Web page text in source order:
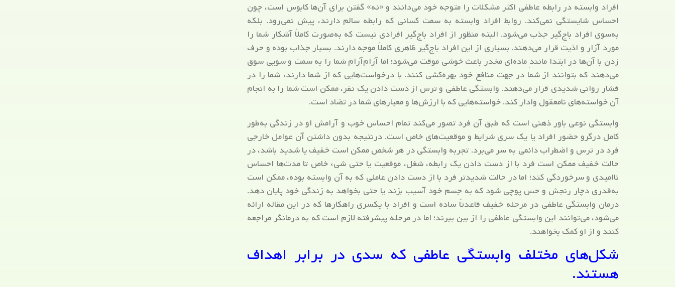
افراد وابسته در رابطه عاطفی اکثر مشکلات را متوجه خود می‌دانند و «نه» گفتن برای آن‌ها کابوس است، چون
احساس شایستگی نمی‌کند. روابط افراد وابسته به سمت کسانی که رابطه سالم دارند، پیش نمی‌رود. بلکه
به‌سوی افراد باج‌گیر جذب می‌شود. البته منظور از افراد باج‌گیر‌ افرادی نیست که به‌صورت کاملاً آشکار شما را
مورد آزار و اذیت قرار می‌دهند. بسیاری از این افراد باج‌گیر ظاهری کاملاً موجه دارند. بسیار جذاب بوده و حرف
زدن با آن‌ها در ابتدا مانندِ ماده‌ای مخدر باعث خوشی موقت می‌شود؛ اما آرام‌آرام شما را به سمت و سویی سوق
می‌دهند که بتوانند از شما در جهت منافع خود بهره‌کشی کنند. با درخواست‌هایی که از شما دارند، شما را در
فشار روانی شدیدی قرار می‌دهند. وابستگی عاطفی و ترس از دست دادن یک نفر، ممکن است شما را به انجام
آن خواسته‌های نامعقول وادار کند. خواسته‌هایی که با ارزش‌ها و معیارهای شما در تضاد است.
وابستگی نوعی باور ذهنی است که طبق آن فرد تصور می‌کند تمام احساس خوب و آرامش او در زندگی به‌طور
کامل درگرو حضور افراد یا یک سری شرایط و موقعیت‌های خاص است. درنتیجه بدون داشتن آن عوامل خارجی
فرد در ترس و اضطراب دائمی به سر می‌برد. تجربه وابستگی در هر شخص ممکن است خفیف یا شدید باشد، در
حالت خفیف ممکن است فرد با از دست دادن یک رابطه، شغل، موقعیت یا حتی شیء خاص تا مدت‌ها احساس
ناامیدی و سرخوردگی کند؛ اما در حالت شدیدتر فرد با از دست دادن عاملی که به آن وابسته بوده، ممکن است
به‌قدری دچار رنجش و حس پوچی شود که به جسم خود آسیب بزند یا حتی بخواهد به زندگی خود پایان دهد.
درمان وابستگی عاطفی در مرحله خفیف قاعدتاً ساده است و افراد با یکسری راهکارها که در این مقاله ارائه
می‌شود، می‌توانند این وابستگی عاطفی را از بین ببرند؛ اما در مرحله پیشرفته لازم است که به درمانگر مراجعه
کنند و از او کمک بخواهند.
شکل‌های مختلف وابستگی عاطفی که سدی در برابر اهداف
هستند.